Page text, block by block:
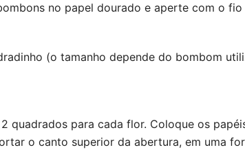
no papel dourado e aperte com o
(o tamanho depende do bombom
quadrados para cada flor. Coloque os
o canto superior da abertura, em uma